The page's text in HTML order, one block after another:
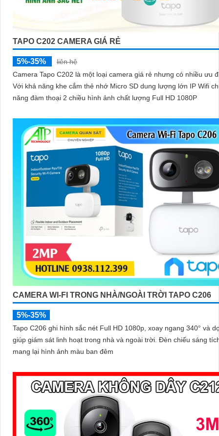
TAPO C202 CAMERA GIÁ RẺ
5%-35%
liên hệ
Camera Tapo C202 là một loại camera giá rẻ nhưng có nhiều ưu
Với khả năng khe cắm thẻ nhớ Micro SD dung lượng lớn IP Wifi
năng đàm thoại 2 chiều hình ảnh chất lượng Full HD 1080P
CAMERA WI-FI TRONG NHÀ/NGOÀI TRỜI TAPO C206
5%-35%
Tapo C206 ghi hình sắc nét Full HD 1080p, xoay ngang 340° và
giúp giám sát linh hoạt trong nhà và ngoài trời. Đèn chiếu sáng tích hợp
mang lại hình ảnh màu ban đêm